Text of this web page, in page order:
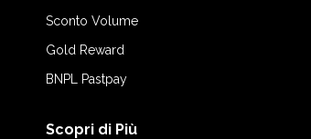
Sconto Volume
Gold Reward
BNPL Pastpay
Scopri di Più